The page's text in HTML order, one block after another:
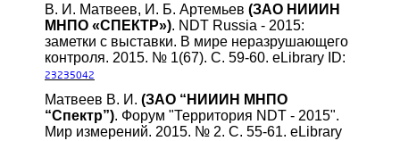
В. И. Матвеев, И. Б. Артемьев (ЗАО НИИИН
МНПО «СПЕКТР»). NDT Russia - 2015:
заметки с выставки. В мире неразрушающего
контроля. 2015. № 1(67). С. 59-60. eLibrary ID:
23235042
Матвеев В. И. (ЗАО “НИИИН МНПО
“Спектр”). Форум "Территория NDT - 2015".
Мир измерений. 2015. № 2. С. 55-61. eLibrary